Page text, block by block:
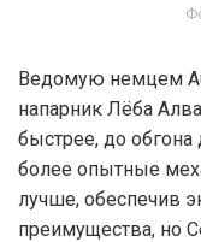
Ведомую немцем
напарник Лёба
быстрее, до обгона
более опытные
лучше, обеспечив
преимущества, но